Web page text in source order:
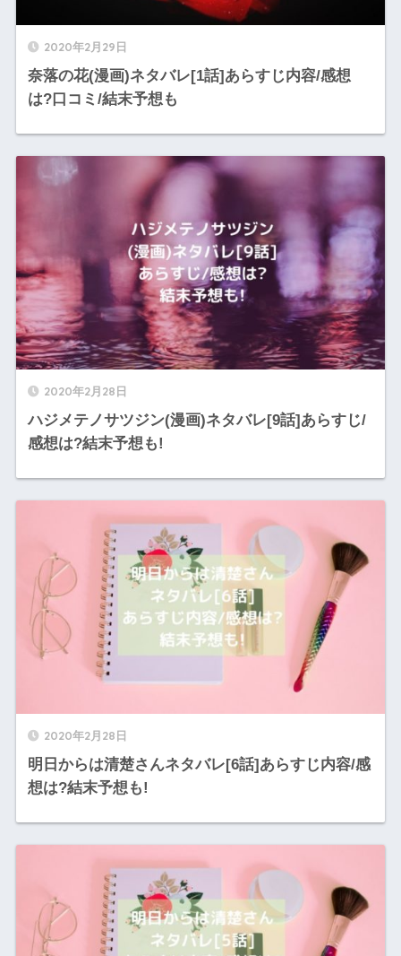
2020年2月29日
奈落の花(漫画)ネタバレ[1話]あらすじ内容/感想
は?口コミ/結末予想も
2020年2月28日
ハジメテノサツジン(漫画)ネタバレ[9話]あらすじ/
感想は?結末予想も!
2020年2月28日
明日からは清楚さんネタバレ[6話]あらすじ内容/感
想は?結末予想も!